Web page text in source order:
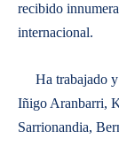
recibido
internacional.
Ha trabajado y
Iñigo Aranbarri,
Sarrionandia,